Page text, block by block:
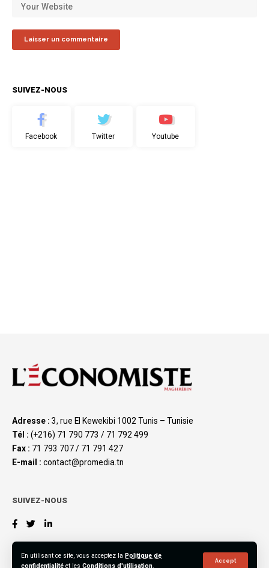
En utilisant ce site, vous acceptez la Politique de
confidentialité et les Conditions d'utilisation.
Accept
SUIVEZ-NOUS
Facebook Twitter Youtube
Adresse : 3, rue El Kewekibi 1002 Tunis – Tunisie
Tél : (+216) 71 790 773 / 71 792 499
Fax : 71 793 707 / 71 791 427
E-mail : contact@promedia.tn
SUIVEZ-NOUS